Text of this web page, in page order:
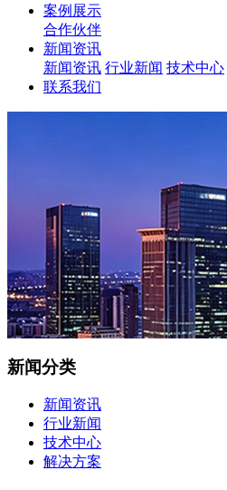
案例展示
合作伙伴
新闻资讯
新闻资讯 行业新闻 技术中心
联系我们
新闻分类
新闻资讯
行业新闻
技术中心
解决方案